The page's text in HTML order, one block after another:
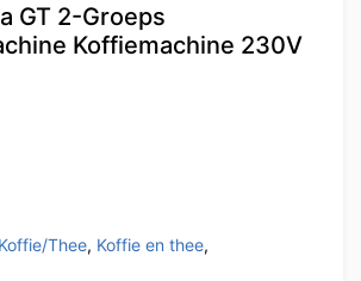
GT 2-Groeps
Koffiemachine 230V
Thee, Koffie en thee,